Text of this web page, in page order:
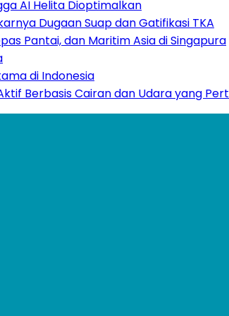
AI Helita Dioptimalkan
Dugaan Suap dan Gatifikasi TKA
Pantai, dan Maritim Asia di Singapura
di Indonesia
Berbasis Cairan dan Udara yang